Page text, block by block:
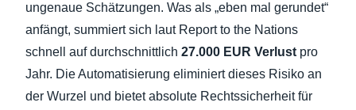
ungenaue Schätzungen. Was als „eben mal gerundet“
anfängt, summiert sich laut Report to the Nations
schnell auf durchschnittlich 27.000 EUR Verlust pro
Jahr. Die Automatisierung eliminiert dieses Risiko an
der Wurzel und bietet absolute Rechtssicherheit für